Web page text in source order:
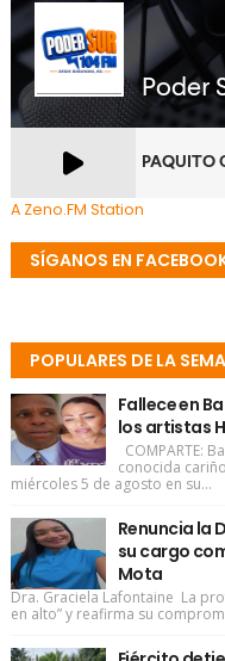
A Zeno.FM Station
SÍGANOS EN
POPULARES DE LA
Fallece en
los artistas
COMPARTE:
conocida
miércoles 5 de agosto en su...
Renuncia la
su cargo
Mota
Dra. Graciela Lafontaine La
en alto” y reafirma su